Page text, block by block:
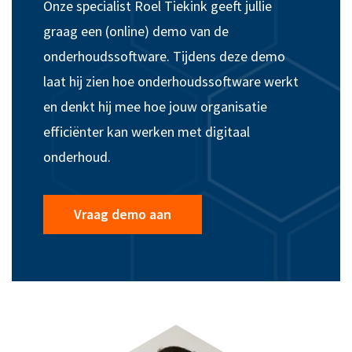
Onze specialist Roel Tiekink geeft jullie
graag een (online) demo van de
onderhoudssoftware. Tijdens deze demo
laat hij zien hoe onderhoudssoftware werkt
en denkt hij mee hoe jouw organisatie
efficiënter kan werken met digitaal
onderhoud.
Vraag demo aan